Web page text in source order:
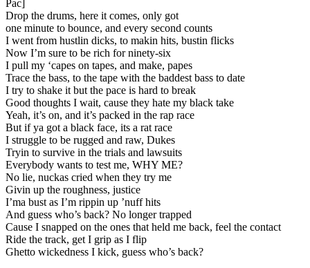
Pac]
Drop the drums, here it comes, only got
one minute to bounce, and every second counts
I went from hustlin dicks, to makin hits, bustin flicks
Now I’m sure to be rich for ninety-six
I pull my ‘capes on tapes, and make, papes
Trace the bass, to the tape with the baddest bass to date
I try to shake it but the pace is hard to break
Good thoughts I wait, cause they hate my black take
Yeah, it’s on, and it’s packed in the rap race
But if ya got a black face, its a rat race
I struggle to be rugged and raw, Dukes
Tryin to survive in the trials and lawsuits
Everybody wants to test me, WHY ME?
No lie, nuckas cried when they try me
Givin up the roughness, justice
I’ma bust as I’m rippin up ’nuff hits
And guess who’s back? No longer trapped
Cause I snapped on the ones that held me back, feel the contact
Ride the track, get I grip as I flip
Ghetto wickedness I kick, guess who’s back?